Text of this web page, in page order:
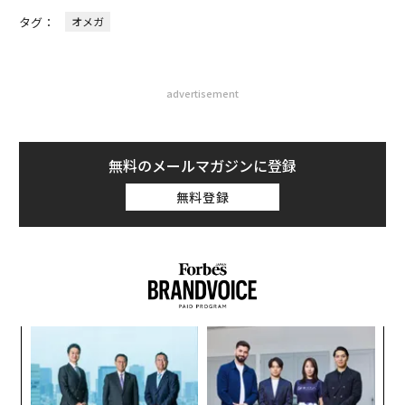
タグ： オメガ
advertisement
無料のメールマガジンに登録
無料登録